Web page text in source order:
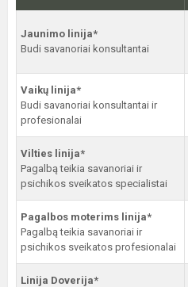
Jaunimo linija*
Budi savanoriai konsultantai
Vaikų linija*
Budi savanoriai konsultantai ir
profesionalai
Vilties linija*
Pagalbą teikia savanoriai ir
psichikos sveikatos specialistai
Pagalbos moterims linija*
Pagalbą teikia savanoriai ir
psichikos sveikatos profesionalai
Linija Doverija*